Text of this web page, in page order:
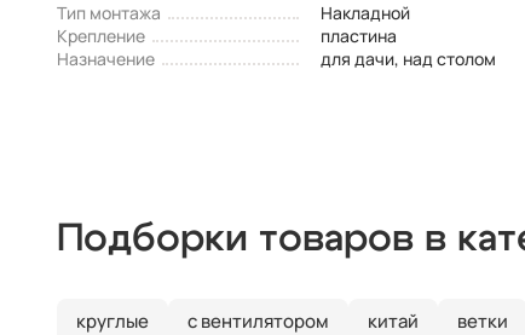
Тип монтажа
Накладной
Крепление
пластина
Назначение
для дачи, над столом
Подборки товаров в
круглые с вентилятором китай ветки